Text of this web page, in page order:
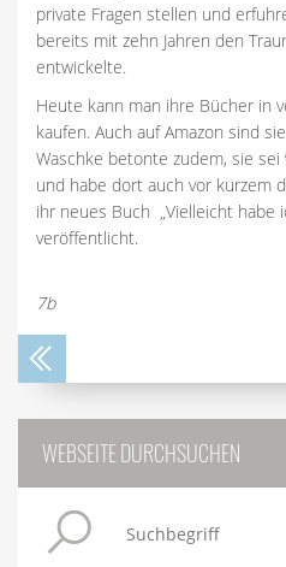
private Fragen stellen und
bereits mit zehn Jahren den
entwickelte.
Heute kann man ihre Bücher in
kaufen. Auch auf Amazon sind
Waschke betonte zudem, sie
und habe dort auch vor kurzem
ihr neues Buch „Vielleicht habe
veröffentlicht.
7b
WEBSEITE DURCHSUCHEN